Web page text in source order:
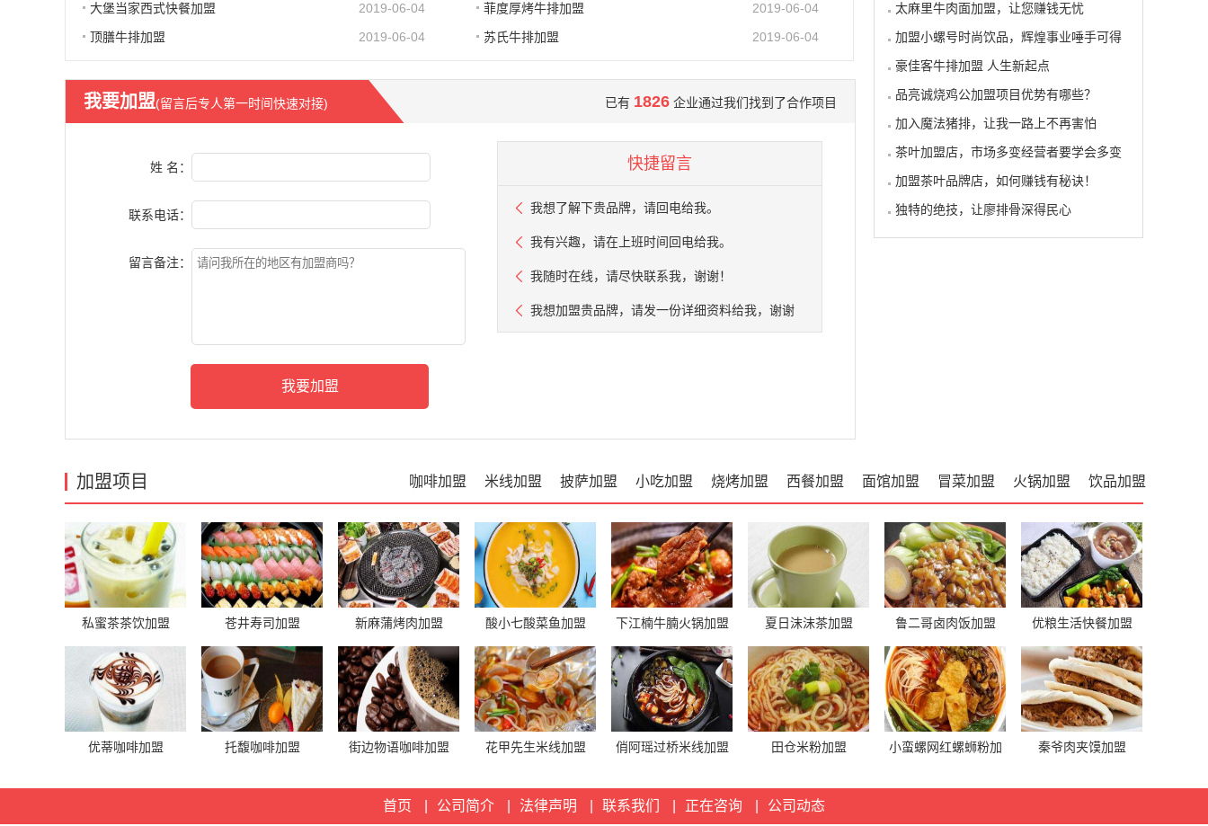
大堡当家西式快餐加盟 2019-06-04 菲度厚烤牛排加盟
2019-06-04
顶膳牛排加盟
2019-06-04 苏氏牛排加盟 2019-06-04
我要加盟(留言后专人第一时间快速对接) 已有 1826 企业通过我们找到了合作项目
姓 名：
联系电话：
留言备注：
快捷留言
我想了解下贵品牌，请回电给我。
我有兴趣，请在上班时间回电给我。
我随时在线，请尽快联系我，谢谢！
我想加盟贵品牌，请发一份详细资料给我，谢谢
太麻里牛肉面加盟，让您赚钱无忧
加盟小螺号时尚饮品，辉煌事业唾手可得
豪佳客牛排加盟 人生新起点
品亮诚烧鸡公加盟项目优势有哪些？
加入魔法猪排，让我一路上不再害怕
茶叶加盟店，市场多变经营者要学会多变
加盟茶叶品牌店，如何赚钱有秘诀！
独特的绝技，让廖排骨深得民心
加盟项目 饮品加盟
火锅加盟
冒菜加盟
面馆加盟
西餐加盟
烧烤加盟
小吃加盟
披萨加盟
米线加盟
咖啡加盟
私蜜茶茶饮加盟 苍井寿司加盟 新麻蒲烤肉加盟 酸小七酸菜鱼加盟 下江楠牛腩火锅加盟 夏日沫沫茶加盟 鲁二哥卤肉饭加盟 优粮生活快餐加盟
优蒂咖啡加盟 托馥咖啡加盟 街边物语咖啡加盟 花甲先生米线加盟 俏阿瑶过桥米线加盟 田仓米粉加盟
小蛮螺网红螺蛳粉加
秦爷肉夹馍加盟
首页 公司简介 法律声明 联系我们 正在咨询 公司动态